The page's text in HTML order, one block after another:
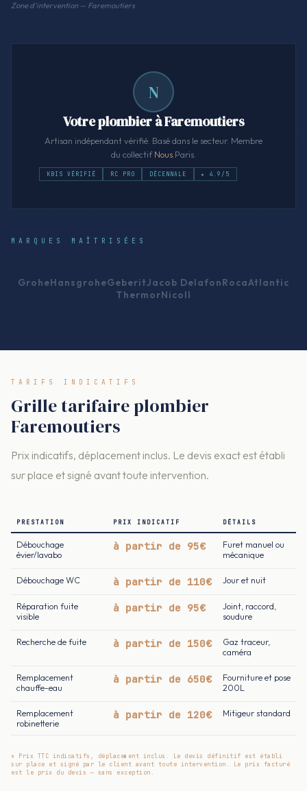
Zone d'intervention — Faremoutiers
N
Votre plombier à Faremoutiers
Artisan indépendant vérifié. Basé dans le secteur. Membre
du collectifNous .Paris.
KBIS VÉRIFIÉ RC PRO DÉCENNALE ★ 4.9/5
MARQUES MAÎTRISÉES
GroheHansgroheGeberitJacob DelafonRocaAtlantic
ThermorNicoll
TARIFS INDICATIFS
Grille tarifaire plombier
Faremoutiers
Prix indicatifs, déplacement inclus. Le devis exact est établi
sur place et signé avant toute intervention.
PRESTATION PRIX INDICATIF DÉTAILS
Débouchage
évier/lavabo
à partir de 95€
Furet manuel ou
mécanique
Débouchage WC à partir de 110€ Jour et nuit
Réparation fuite
visible
à partir de 95€
Joint, raccord,
soudure
Recherche de fuite à partir de 150€
Gaz traceur,
caméra
Remplacement
chauffe-eau
à partir de 650€
Fourniture et pose
200L
Remplacement
robinetterie
à partir de 120€ Mitigeur standard
* Prix TTC indicatifs, déplacement inclus. Le devis définitif est établi
sur place et signé par le client avant toute intervention. Le prix facturé
est le prix du devis — sans exception.